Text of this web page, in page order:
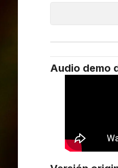
Audio demo